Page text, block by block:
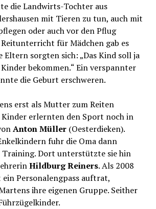
die Landwirts-Tochter aus
mit Tieren zu tun, auch mit
oder auch vor den Pflug
für Mädchen gab es
Eltern sorgten sich: „Das Kind soll ja
bekommen.“ Ein verspannter
die Geburt erschweren.
erst als Mutter zum Reiten
Kinder erlernten den Sport noch in
Anton Müller (Oesterdieken).
fuhr die Oma dann
Training. Dort unterstützte sie hin
Hildburg Reiners. Als 2008
Personalengpass auftrat,
ihre eigenen Gruppe. Seither